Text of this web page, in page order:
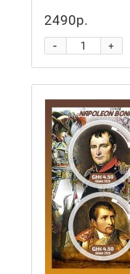
2490р.
+
-